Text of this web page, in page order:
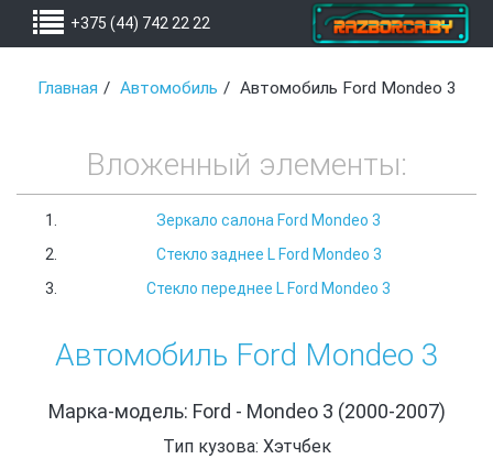
+375 (44) 742 22 22
Главная Автомобиль Автомобиль Ford Mondeo 3
Вложенный элементы:
Зеркало салона Ford Mondeo 3
Стекло заднее L Ford Mondeo 3
Стекло переднее L Ford Mondeo 3
Автомобиль Ford Mondeo 3
Марка-модель: Ford - Mondeo 3 (2000-2007)
Тип кузова: Хэтчбек